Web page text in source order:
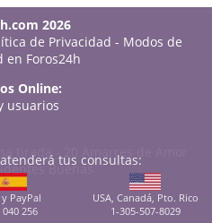
2026
de Privacidad - Modos de
en Foros24h
Online:
usuarios
tirada-
20 Amarres de Amor
Buenas
tus consultas:
PayPal
040 256
USA, Canadá, Pto. Rico
1-305-507-8029